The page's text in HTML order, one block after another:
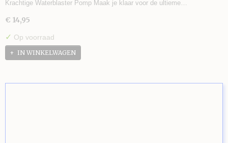
Krachtige Waterblaster Pomp Maak je klaar voor de ultieme…
€ 14,95
✓ Op voorraad
IN WINKELWAGEN